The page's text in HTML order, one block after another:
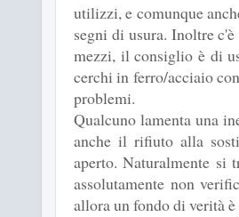
utilizzi, e comunque
segni di usura. Inoltre
mezzi, il consiglio è di
cerchi in ferro/acciaio
problemi.
Qualcuno lamenta una
anche il rifiuto alla
aperto. Naturalmente si
assolutamente non
allora un fondo di verità